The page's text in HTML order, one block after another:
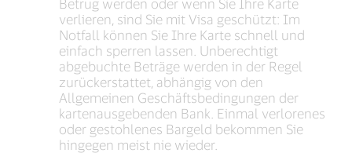
Betrug werden oder wenn Sie Ihre Karte
verlieren, sind Sie mit Visa geschützt: Im
Notfall können Sie Ihre Karte schnell und
einfach sperren lassen. Unberechtigt
abgebuchte Beträge werden in der Regel
zurückerstattet, abhängig von den
Allgemeinen Geschäftsbedingungen der
kartenausgebenden Bank. Einmal verlorenes
oder gestohlenes Bargeld bekommen Sie
hingegen meist nie wieder.